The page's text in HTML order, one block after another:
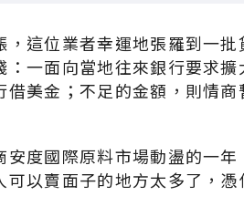
這位業者幸運地張羅到一批
一面向當地往來銀行要求
美金；不足的金額，則情
度國際原料市場動盪的一
以賣面子的地方太多了，憑